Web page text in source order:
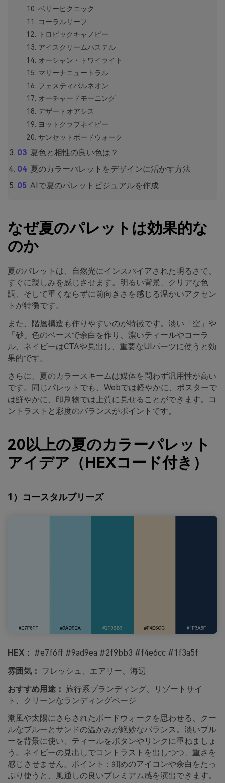
ベリーピクニック
コーラルリーフ
トロピックキャノピー
アイスクリームパステル
オーシャン・トワイライト
マリーナニュートラル
フェスティバルネオン
オーチャードモーニング
デザートオアシス
ヨットクラブネイビー
サンセットボードウォーク
夏色と相性の良い色は？
夏のカラーパレットをデザインに活かす方法
AIで夏のパレットビジュアルを作成
なぜ夏のパレットは効果的な
のか
夏のパレットは、自然光にインスパイアされた明るさで、
すぐに親しみを感じさせます。明るい背景、クリアな色
調、そして重くならずに前向きさを感じる温かいアクセン
トが特徴です。
また、階層構造も作りやすいのが特徴です。淡い「空」や
「砂」色のベースで余白を作り、濃いティールやコーラ
ル、ネイビーはCTAや見出し、重要なUIパーツに使うと効
果的です。
さらに、夏のカラースキームは媒体を問わず汎用性が高い
です。同じパレットでも、Webでは軽やかに、ポスターで
は鮮やかに、印刷物では上質に見せることができます。コ
ントラストと彩度のバランスがポイントです。
20以上の夏のカラーパレット
アイデア（HEXコード付き）
1）コースタルブリーズ
HEX： #e7f6ff #9ad9ea #2f9bb3 #f4e6cc #1f3a5f
雰囲気：
フレッシュ、エアリー、海辺
おすすめ用途： 旅行系ブランディング、リゾートサイ
ト、クリーンなランディングページ
潮風や太陽にさらされたボードウォークを思わせる、クー
ルなブルーとサンドの温かみが絶妙なバランス。淡いブル
ーを背景に使い、ティールをボタンやリンクに重ねましょ
う。ネイビーの見出しでコントラストを出しつつ、重さを
感じさせません。ポイント：細めのアイコンや余白をたっ
ぷり使うと、風通しの良いプレミアム感を演出できます。